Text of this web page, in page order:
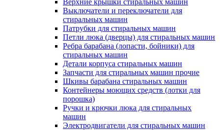
Верхние крышки стиральных машин
Выключатели и переключатели для
стиральных машин
Патрубки для стиральных машин
Петли люка (дверцы) для стиральных машин
Ребра барабана (лопасти, бойники) для
стиральных машин
Детали корпуса стиральных машин
Запчасти для стиральных машин прочие
Шкивы барабана стиральных машин
Контейнеры моющих средств (лотки для
порошка)
Ручки и крючки люка для стиральных
машин
Электродвигатели для стиральных машин